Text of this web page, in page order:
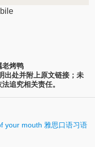
老烤鸭
出处并附上原文链接；未
追究相关责任。
your mouth 雅思口语习语